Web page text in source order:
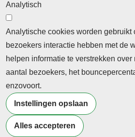
Analytisch
Analytische cookies worden gebruikt
bezoekers interactie hebben met de
helpen informatie te verstrekken
aantal bezoekers, het
enzovoort.
Instellingen opslaan
Alles accepteren
Laatste nieuws
Meld u aan voor onze nieuwsbrief
Ontvang 2 keer per maand de
persberichten, actualiteiten, nieuws
beroepsonderwijs.
©2026 Profiel Actueel